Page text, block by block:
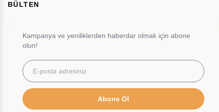
BÜLTEN
Kampanya ve yeniliklerden haberdar olmak için abone
olun!
Abone Ol